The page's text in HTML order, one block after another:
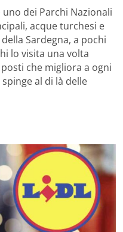
uno dei Parchi Nazionali
acque turchesi e
Sardegna, a pochi
lo visita una volta
che migliora a ogni
al di là delle